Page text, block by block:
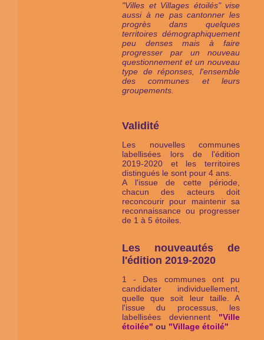
"Villes et Villages étoilés" vise
aussi à ne pas cantonner les
progrès dans quelques
territoires démographiquement
peu denses mais à faire
progresser par un nouveau
questionnement et un nouveau
type de réponses, l'ensemble
des communes et leurs
groupements.
Validité
Les nouvelles communes
labellisées lors de l'édition
2019-2020 et les territoires
distingués le sont pour 4 ans.
A l'issue de cette période,
chacun des acteurs doit
reconcourir pour maintenir sa
reconnaissance ou progresser
de 1 à 5 étoiles.
Les nouveautés de
l'édition 2019-2020
1 - Des communes ont pu
candidater individuellement,
quelle que soit leur taille. A
l'issue du processus, les
labellisées deviennent "Ville
étoilée" ou "Village étoilé"